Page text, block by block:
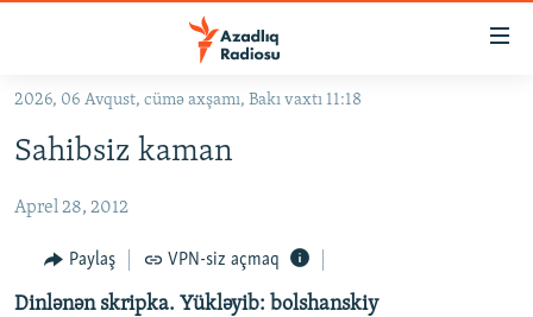
Əsas
qayıt
naviqasiyaya
Axtarışa
keç
KORRUPSIOMETR
#ƏSLINDƏ
FƏRQƏ BAX
2026, 06 Avqust, cümə axşamı, Bakı vaxtı 11:18
Sahibsiz kaman
Aprel 28, 2012
Paylaş VPN-siz açmaq
Dinlənən skripka. Yükləyib: bolshanskiy